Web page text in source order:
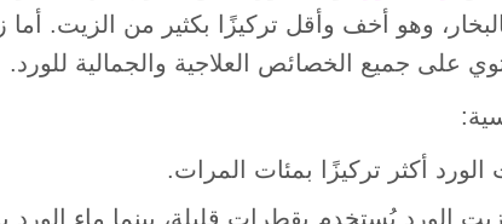
وهو أخف وأقل تركيزًا بكثير من الزيت.
على جميع الخصائص العلاجية والجمالية للورد.
الورد أكثر تركيزًا بمئات المرات.
زيت الورد يُستخدم بقطرات قليلة، بينما ماء